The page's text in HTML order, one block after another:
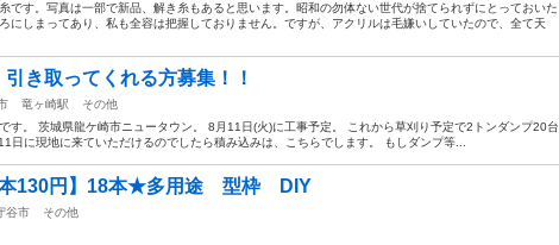
です。写真は一部で新品、解き糸もあると思います。昭和の勿体ない世代が捨てられずにとっておいた
にしまってあり、私も全容は把握しておりません。ですが、アクリルは毛嫌いしていたので、全て天
取ってくれる方募集！！
竜ヶ崎駅
その他
す。 茨城県龍ケ崎市ニュータウン。 8月11日(火)に工事予定。 これから草刈り予定で2トンダンプ20台
日に現地に来ていただけるのでしたら積み込みは、こちらでします。 もしダンプ等...
本130円】18本★多用途 型枠 DIY
谷市
その他